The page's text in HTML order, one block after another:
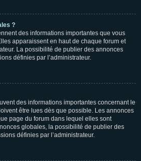
?
des informations importantes que vous
apparaissent en haut de chaque forum et
La possibilité de publier des annonces
définies par l’administrateur.
des informations importantes concernant le
être lues dès que possible. Les annonces
page du forum dans lequel elles sont
globales, la possibilité de publier des
définies par l’administrateur.